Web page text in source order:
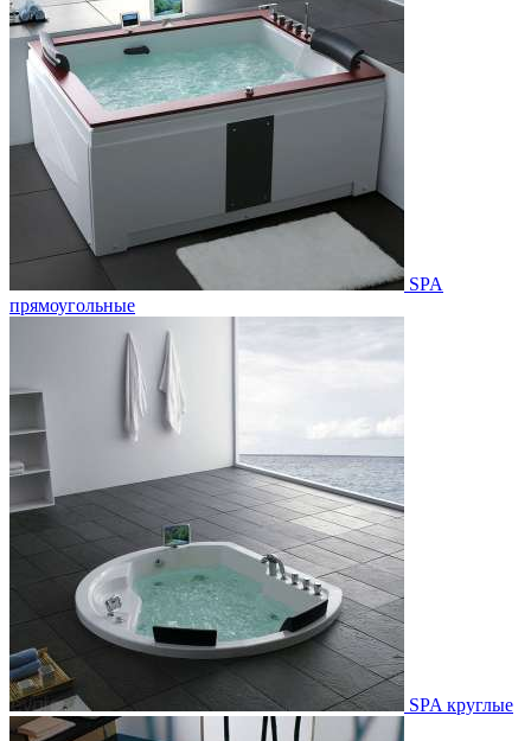
SPA
прямоугольные
SPA круглые